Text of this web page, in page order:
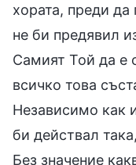
хората, преди да
не би предявил
Самият Той да е
всичко това
Независимо как
би действал
Без значение